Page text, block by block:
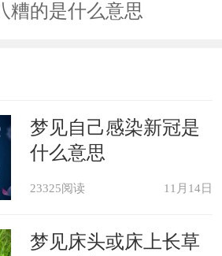
糟的是什么意思
梦见自己感染新冠是
什么意思
23325阅读 11月14日
梦见床头或床上长草